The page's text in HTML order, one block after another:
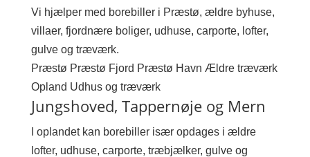
Vi hjælper med borebiller i Præstø, ældre byhuse,
villaer, fjordnære boliger, udhuse, carporte, lofter,
gulve og træværk.
Præstø Præstø Fjord Præstø Havn Ældre træværk
Opland Udhus og træværk
Jungshoved, Tappernøje og Mern
I oplandet kan borebiller især opdages i ældre
lofter, udhuse, carporte, træbjælker, gulve og